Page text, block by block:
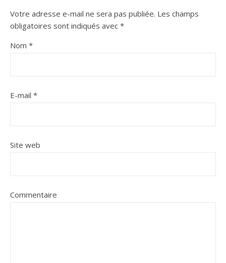
Votre adresse e-mail ne sera pas publiée. Les champs
obligatoires sont indiqués avec *
Nom *
E-mail *
Site web
Commentaire